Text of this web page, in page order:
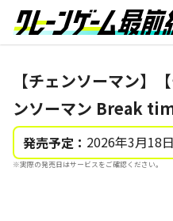
【チェンソーマン】
ンソーマン Break
発売予定： 2026年3月18
※実際の発売日はサービスをご確認ください。